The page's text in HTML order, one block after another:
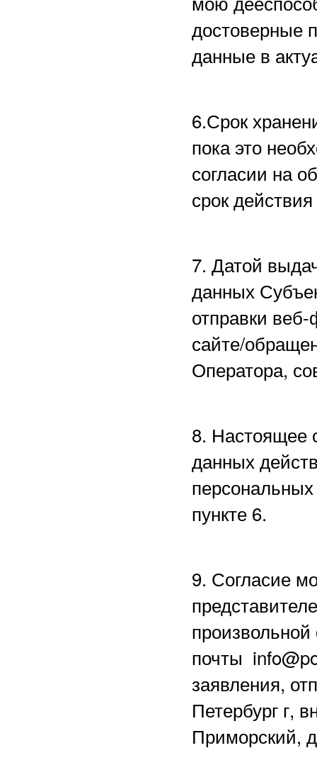
достоверные
данные в
6.Срок
пока это
согласии на
срок
7. Датой
данных
отправки
сайте/
Оператора,
8. Настоящее
данных
пункте 6.
9. Согласие
почты
заявления,
Петербург г,
Приморский,